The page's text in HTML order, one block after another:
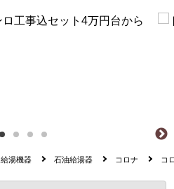
給湯機器 石油給湯器 コロナ コ